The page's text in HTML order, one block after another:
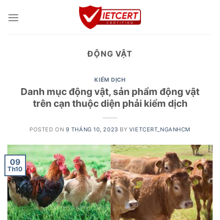
ĐỘNG VẬT
KIỂM DỊCH
Danh mục động vật, sản phẩm động vật
trên cạn thuộc diện phải kiểm dịch
POSTED ON 9 THÁNG 10, 2023 BY VIETCERT_NGANHCM
09
Th10